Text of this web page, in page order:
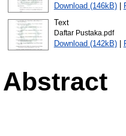
Download (146kB)|
Text
Daftar Pustaka.pdf
Download (142kB)|
Abstract